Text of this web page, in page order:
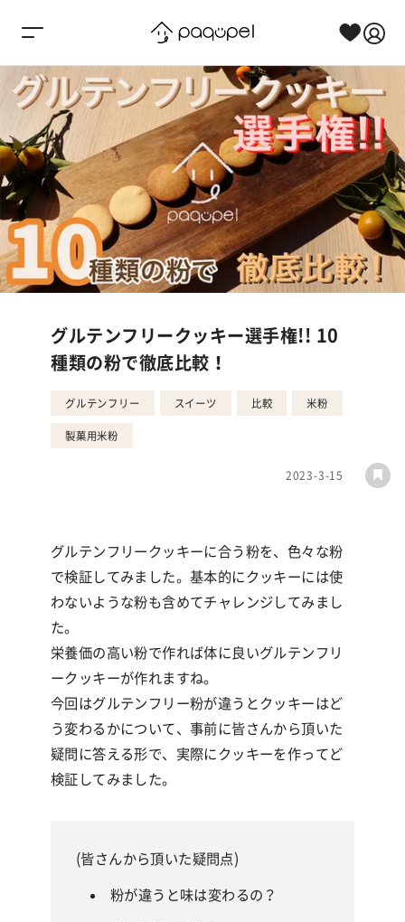
グルテンフリークッキー選手権!! 10
種類の粉で徹底比較！
グルテンフリー スイーツ 比較 米粉
製菓用米粉
2023-3-15
グルテンフリークッキーに合う粉を、色々な粉
で検証してみました。基本的にクッキーには使
わないような粉も含めてチャレンジしてみまし
た。
栄養価の高い粉で作れば体に良いグルテンフリ
ークッキーが作れますね。
今回はグルテンフリー粉が違うとクッキーはど
う変わるかについて、事前に皆さんから頂いた
疑問に答える形で、実際にクッキーを作ってど
検証してみました。
(皆さんから頂いた疑問点)
粉が違うと味は変わるの？